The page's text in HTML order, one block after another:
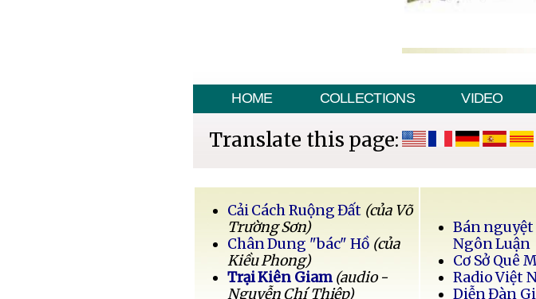
HOME COLLECTIONS VIDEO
Translate this page:
Cải Cách Ruộng Đất (của Võ
Trường Sơn)
Chân Dung "bác" Hồ (của
Kiều Phong)
Trại Kiên Giam (audio -
Nguyễn Chí Thiệp)
Bán nguyệt
Ngôn Luận
Cơ Sở Quê
Radio Việt
Diễn Đàn